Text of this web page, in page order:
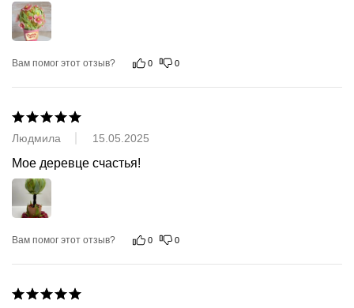
Вам помог этот отзыв? 0 0
Людмила 15.05.2025
Мое деревце счастья!
Вам помог этот отзыв? 0 0